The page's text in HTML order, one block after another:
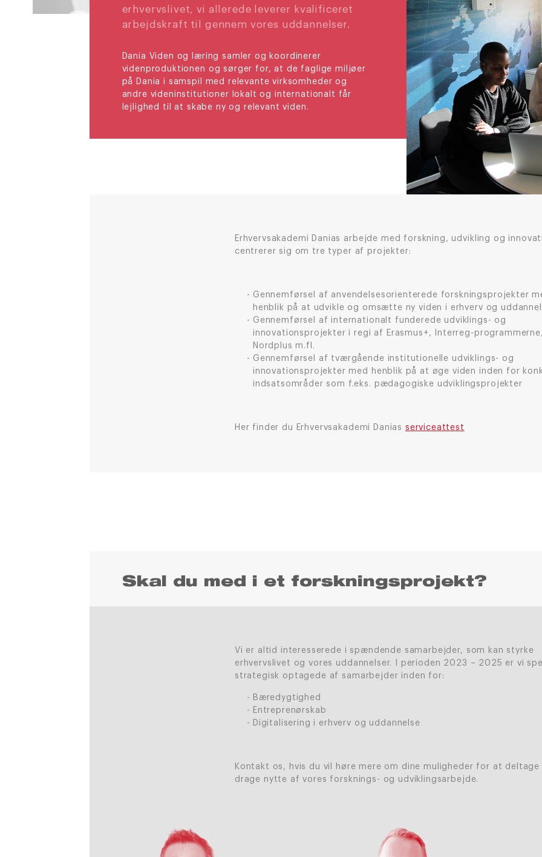
erhvervslivet, vi allerede leverer kvalificeret
arbejdskraft til gennem vores uddannelser.
Dania Viden og læring samler og koordinerer
videnproduktionen og sørger for, at de faglige miljøer
på Dania i samspil med relevante virksomheder og
andre videninstitutioner lokalt og internationalt får
lejlighed til at skabe ny og relevant viden.
Erhvervsakademi Danias arbejde med forskning, udvikling og
centrerer sig om tre typer af projekter:
Gennemførsel af anvendelsesorienterede forskningsprojekter
henblik på at udvikle og omsætte ny viden i erhverv og
Gennemførsel af internationalt funderede udviklings- og
innovationsprojekter i regi af Erasmus+, Interreg-programmerne,
Nordplus m.fl.
Gennemførsel af tværgående institutionelle udviklings- og
innovationsprojekter med henblik på at øge viden inden for
indsatsområder som f.eks. pædagogiske udviklingsprojekter
Her finder du Erhvervsakademi Danias serviceattest
Skal du med i et forskningsprojekt?
Vi er altid interesserede i spændende samarbejder, som kan styrke
erhvervslivet og vores uddannelser. I perioden 2023 – 2025 er vi
strategisk optagede af samarbejder inden for:
Bæredygtighed
Entreprenørskab
Digitalisering i erhverv og uddannelse
Kontakt os, hvis du vil høre mere om dine muligheder for at deltage
drage nytte af vores forsknings- og udviklingsarbejde.